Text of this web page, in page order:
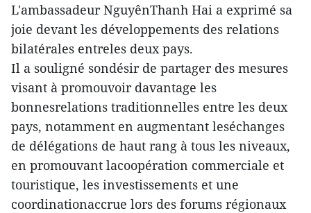
L'ambassadeur NguyênThanh Hai a exprimé sa
joie devant les développements des relations
bilatérales entreles deux pays.
Il a souligné sondésir de partager des mesures
visant à promouvoir davantage les
bonnesrelations traditionnelles entre les deux
pays, notamment en augmentant leséchanges
de délégations de haut rang à tous les niveaux,
en promouvant lacoopération commerciale et
touristique, les investissements et une
coordinationaccrue lors des forums régionaux